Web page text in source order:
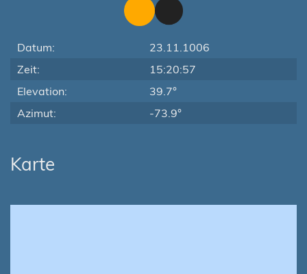
Datum:
23.11.1006
Zeit:
15:20:57
Elevation:
39.7°
Azimut:
-73.9°
Karte